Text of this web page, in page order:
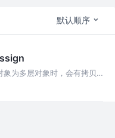
默认顺序
为多层对象时，会有拷贝
理写了一个deepAssign函